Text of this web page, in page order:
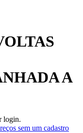
A
login.
sem um cadastro